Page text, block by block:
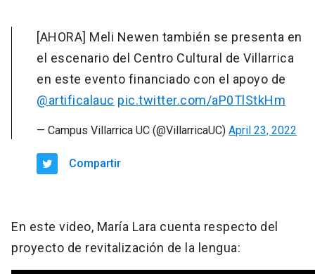
[AHORA] Meli Newen también se presenta en
el escenario del Centro Cultural de Villarrica
en este evento financiado con el apoyo de
@artificalauc pic.twitter.com/aP0TlStkHm
— Campus Villarrica UC (@VillarricaUC)April 23, 2022
Compartir
En este video, María Lara cuenta respecto del
proyecto de revitalización de la lengua: